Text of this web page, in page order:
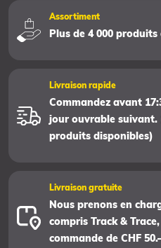
Assortiment
Plus de 4 000
Livraison rapide
Commandez avant
jour ouvrable
produits disponibles)
Livraison gratuite
Nous prenons en
compris Track &
commande de CHF